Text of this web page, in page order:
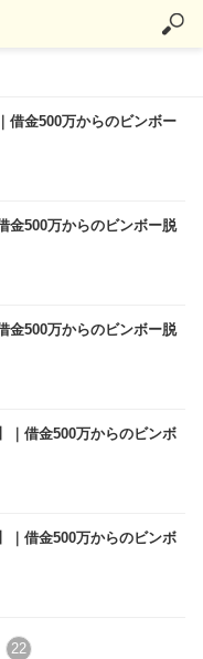
借金500万からのビンボー
金500万からのビンボー脱
金500万からのビンボー脱
｜借金500万からのビンボ
｜借金500万からのビンボ
22